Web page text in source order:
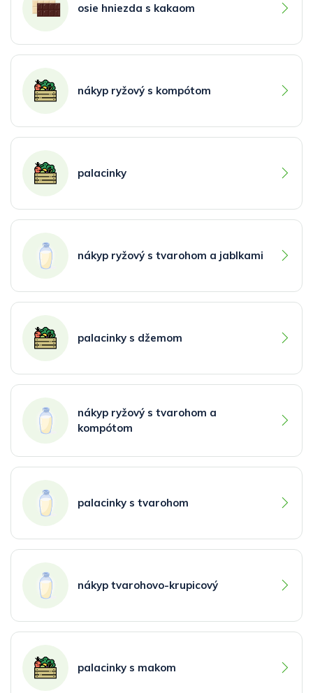
osie hniezda s kakaom
nákyp ryžový s kompótom
palacinky
nákyp ryžový s tvarohom a jablkami
palacinky s džemom
nákyp ryžový s tvarohom a
kompótom
palacinky s tvarohom
nákyp tvarohovo-krupicový
palacinky s makom